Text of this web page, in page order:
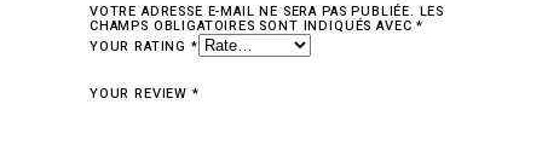
VOTRE ADRESSE E-MAIL NE SERA PAS PUBLIÉE. LES
CHAMPS OBLIGATOIRES SONT INDIQUÉS AVEC*
YOUR RATING *
YOUR REVIEW *